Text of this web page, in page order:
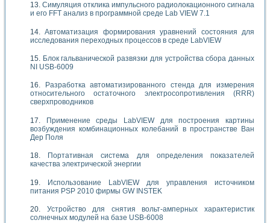
Симуляция отклика импульсного радиолокационного сигнала
и его FFT анализ в программной среде Lab VIEW 7.1
Автоматизация формирования уравнений состояния для
исследования переходных процессов в среде LabVIEW
Блок гальванической развязки для устройства сбора данных
NI USB-6009
Разработка автоматизированного стенда для измерения
относительного остаточного электросопротивления (RRR)
сверхпроводников
Применение среды LabVIEW для построения картины
возбуждения комбинационных колебаний в пространстве Ван
Дер Поля
Портативная система для определения показателей
качества электрической энергии
Использование LabVIEW для управления источником
питания PSP 2010 фирмы GW INSTEK
Устройство для снятия вольт-амперных характеристик
солнечных модулей на базе USB-6008